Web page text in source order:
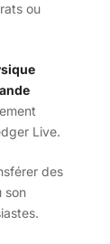
ou
Live.
des
son